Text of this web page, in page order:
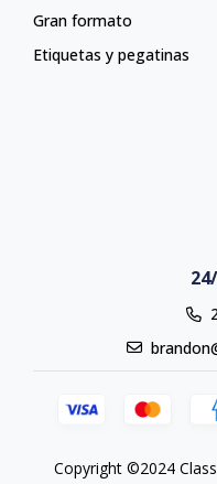
Gran formato
Etiquetas y pegatinas
Copyright ©2024